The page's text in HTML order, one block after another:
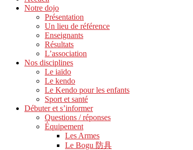
Notre dojo
Présentation
Un lieu de référence
Enseignants
Résultats
L’association
Nos disciplines
Le iaïdo
Le kendo
Le Kendo pour les enfants
Sport et santé
Débuter et s’informer
Questions / réponses
Équipement
Les Armes
Le Bogu 防具